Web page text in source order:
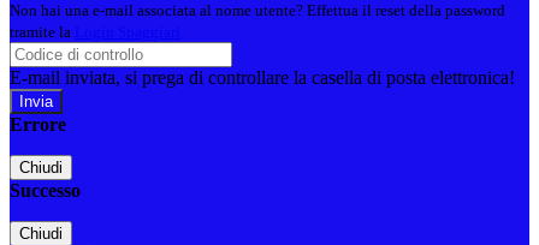
Non hai una e-mail associata al nome utente? Effettua il reset della password
tramite la
E-mail inviata, si prega di controllare la casella di posta elettronica!
Errore
Chiudi
Successo
Chiudi